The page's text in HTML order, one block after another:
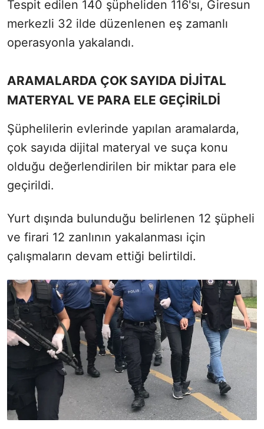
Tespit edilen 140 şüpheliden 116'sı, Giresun
merkezli 32 ilde düzenlenen eş zamanlı
operasyonla yakalandı.
ARAMALARDA ÇOK SAYIDA DİJİTAL
MATERYAL VE PARA ELE GEÇİRİLDİ
Şüphelilerin evlerinde yapılan aramalarda,
çok sayıda dijital materyal ve suça konu
olduğu değerlendirilen bir miktar para ele
geçirildi.
Yurt dışında bulunduğu belirlenen 12 şüpheli
ve firari 12 zanlının yakalanması için
çalışmaların devam ettiği belirtildi.